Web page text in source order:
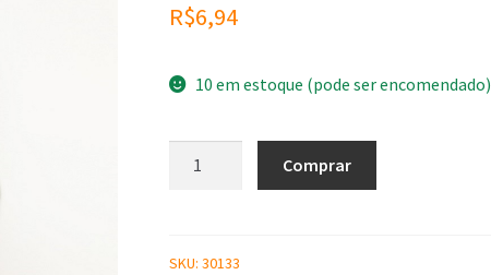
R$6,94
10 em estoque (pode ser encomendado)
P
Comprar
SKU: 30133